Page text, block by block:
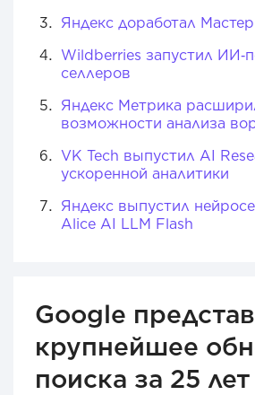
Яндекс доработал Мастер
Wildberries запустил
селлеров
Яндекс Метрика
возможности анализа
VK Tech выпустил AI
ускоренной аналитики
Яндекс выпустил
Alice AI LLM Flash
Google
крупнейшее
поиска за 25 лет